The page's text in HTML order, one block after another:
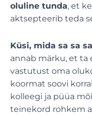
oluline tunda, et
aktsepteerib teda
Küsi, mida sa sa
annab märku, et ta
vastutust oma
koormat soovi
kolleegi ja püüa
teinekord rohkem